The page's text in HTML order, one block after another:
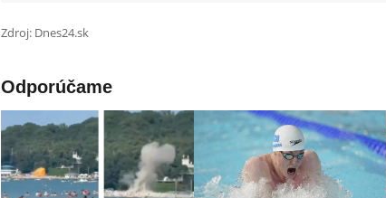
Zdroj: Dnes24.sk
Odporúčame